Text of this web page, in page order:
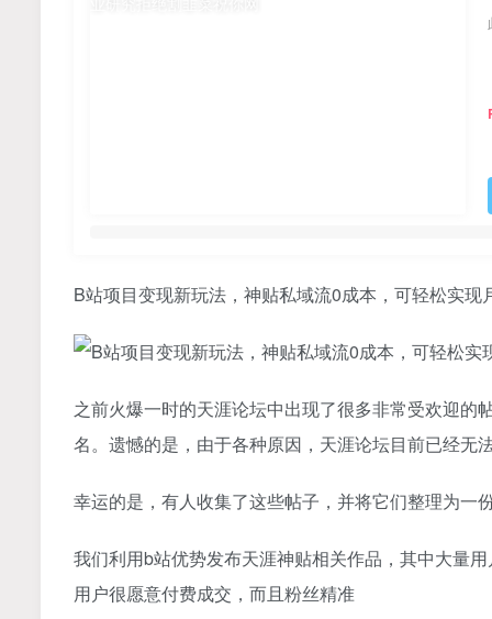
B站项目变现新玩法，神贴私域流0成本，可轻松实现
之前火爆一时的天涯论坛中出现了很多非常受欢迎的
名。遗憾的是，由于各种原因，天涯论坛目前已经无
幸运的是，有人收集了这些帖子，并将它们整理为一
我们利用b站优势发布天涯神贴相关作品，其中大量
用户很愿意付费成交，而且粉丝精准